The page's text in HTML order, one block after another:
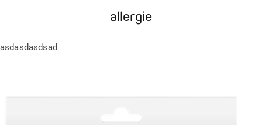
allergie
asdasdasdsad